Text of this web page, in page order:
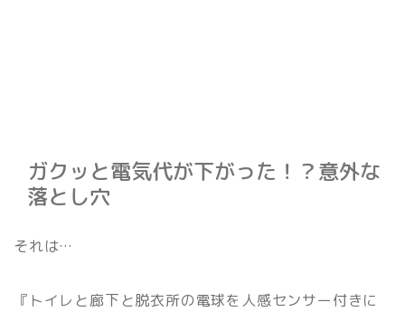
ガクッと電気代が下がった！？意外な
落とし穴
それは…
『トイレと廊下と脱衣所の電球を人感センサー付きに